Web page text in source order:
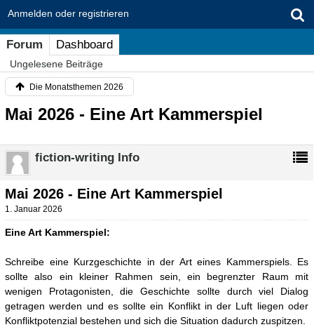
Anmelden oder registrieren
Forum Dashboard
Ungelesene Beiträge
Die Monatsthemen 2026
Mai 2026 - Eine Art Kammerspiel
fiction-writing Info
Mai 2026 - Eine Art Kammerspiel
1. Januar 2026
Eine Art Kammerspiel:
Schreibe eine Kurzgeschichte in der Art eines Kammerspiels. Es
sollte also ein kleiner Rahmen sein, ein begrenzter Raum mit
wenigen Protagonisten, die Geschichte sollte durch viel Dialog
getragen werden und es sollte ein Konflikt in der Luft liegen oder
Konfliktpotenzial bestehen und sich die Situation dadurch zuspitzen.